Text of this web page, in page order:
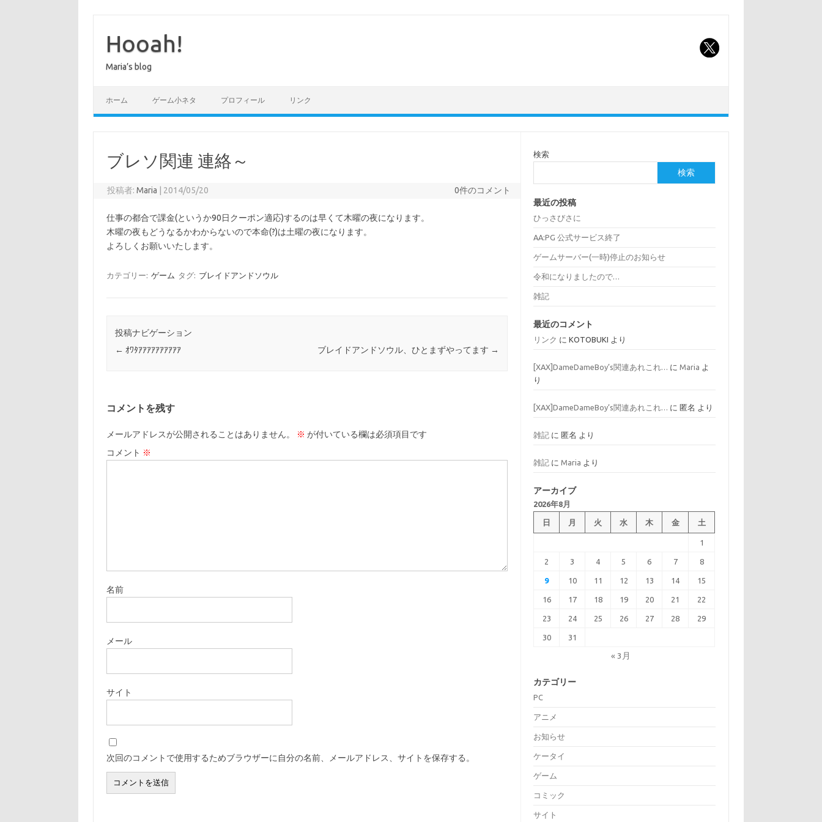
Hooah!
Maria’s blog
ホーム ゲーム小ネタ プロフィール リンク
ブレソ関連 連絡～
投稿者:Maria 2014/05/20 0件のコメント
仕事の都合で課金(というか90日クーポン適応)するのは早くて木曜の夜になります。
木曜の夜もどうなるかわからないので本命(?)は土曜の夜になります。
よろしくお願いいたします。
カテゴリー: ゲーム タグ: ブレイドアンドソウル
投稿ナビゲーション
← ｵﾜﾀｱｱｱｱｱｱｱｱｱｱ ブレイドアンドソウル、ひとまずやってます →
コメントを残す
メールアドレスが公開されることはありません。 ※ が付いている欄は必須項目です
コメント ※
名前
メール
サイト
次回のコメントで使用するためブラウザーに自分の名前、メールアドレス、サイトを保存する。
検索
検索
最近の投稿
ひっさびさに
AA:PG 公式サービス終了
ゲームサーバー(一時)停止のお知らせ
令和になりましたので…
雑記
最近のコメント
リンク にKOTOBUKI より
[XAX]DameDameBoy’s関連あれこれ… にMaria よ
り
[XAX]DameDameBoy’s関連あれこれ… に 匿名 より
雑記 に 匿名 より
雑記 にMaria より
アーカイブ
2026年8月
日 月 火 水 木 金 土
1
2 3 4 5 6 7 8
9 10 11 12 13 14 15
16 17 18 19 20 21 22
23 24 25 26 27 28 29
30 31
« 3月
カテゴリー
PC
アニメ
お知らせ
ケータイ
ゲーム
コミック
サイト